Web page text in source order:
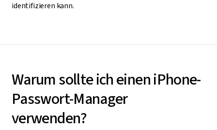
identifizieren kann.
Warum sollte ich einen iPhone-
Passwort-Manager
verwenden?